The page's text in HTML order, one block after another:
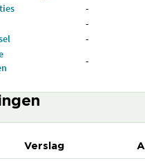
-
-
-
-
Verslag